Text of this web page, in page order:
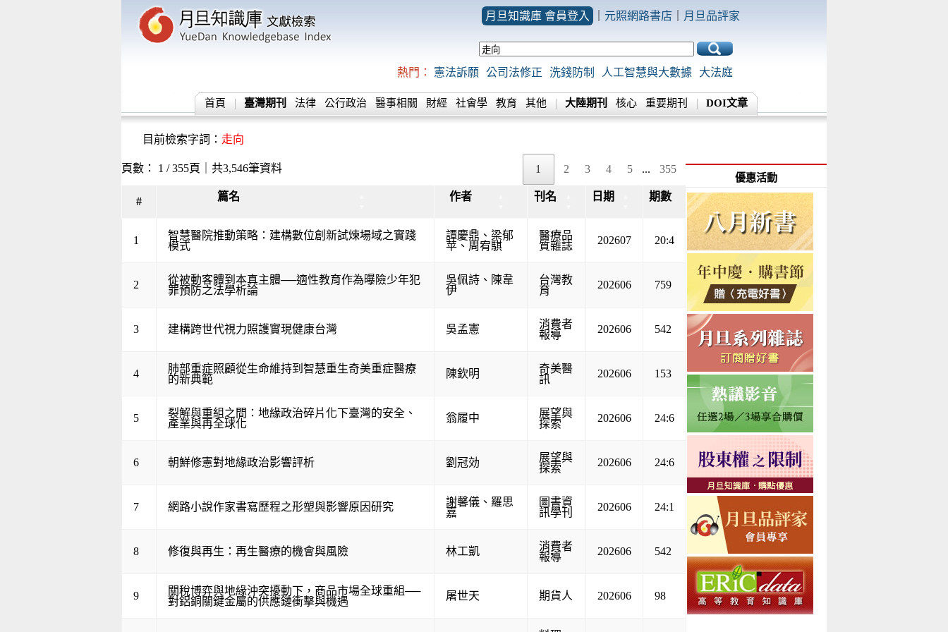
月旦知識庫 會員登入 元照網路書店 月旦品評家
熱門： 憲法訴願 公司法修正 洗錢防制 人工智慧與大數據 大法庭
首頁 臺灣期刊 法律 公行政治 醫事相關 財經 社會學 教育 其他 大陸期刊 核心 重要期刊 DOI文章
目前檢索字詞： 走向
頁數： 1 / 355頁｜共3,546筆資料 1 2 3 4 5 ... 355
# 篇名 作者 刊名 日期 期數
1
智慧醫院推動策略：建構數位創新試煉場域之實踐
模式
譚慶鼎 、 梁郁
苹 、 周宥騏
醫療品
質雜誌
202607 20:4
2
從被動客體到本真主體──適性教育作為曝險少年犯
罪預防之法學析論
吳佩詩 、 陳韋
伊
台灣教
育
202606 759
3 建構跨世代視力照護實現健康台灣 吳孟憲
消費者
報導
202606 542
4
肺部重症照顧從生命維持到智慧重生奇美重症醫療
的新典範
陳欽明
奇美醫
訊
202606 153
5
裂解與重組之間：地緣政治碎片化下臺灣的安全、
產業與再全球化
翁履中
展望與
探索
202606 24:6
6 朝鮮修憲對地緣政治影響評析 劉冠効
展望與
探索
202606 24:6
7 網路小說作家書寫歷程之形塑與影響原因研究 謝馨儀 、 羅思
嘉
圖書資
訊學刊
202606 24:1
8 修復與再生：再生醫療的機會與風險 林工凱
消費者
報導
202606 542
9
關稅博弈與地緣沖突擾動下，商品市場全球重組──
對鋁銅關鍵金屬的供應鏈衝擊與機遇
屠世天 期貨人 202606 98
優惠活動